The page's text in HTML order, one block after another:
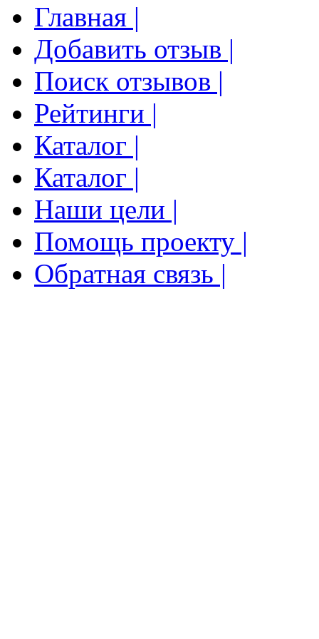
Главная |
Добавить отзыв |
Поиск отзывов |
Рейтинги |
Каталог |
Каталог |
Наши цели |
Помощь проекту |
Обратная связь |